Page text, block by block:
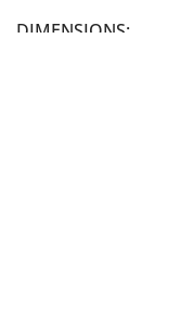
DIMENSIONS